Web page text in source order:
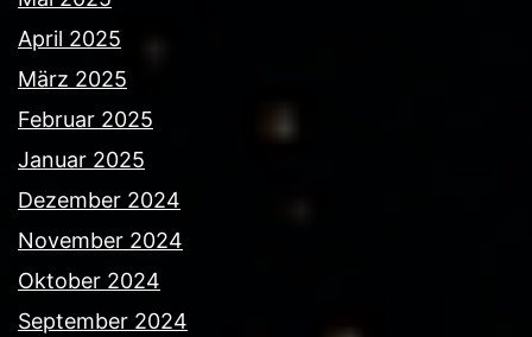
April 2025
März 2025
Februar 2025
Januar 2025
Dezember 2024
November 2024
Oktober 2024
September 2024